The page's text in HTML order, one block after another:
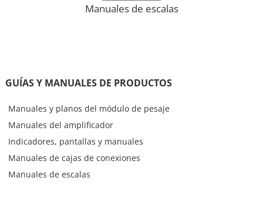
GUÍAS Y MANUALES DE PRODUCTOS
Manuales y planos del módulo de pesaje
Manuales del amplificador
Indicadores, pantallas y manuales
Manuales de cajas de conexiones
Manuales de escalas
Manuales de escalas